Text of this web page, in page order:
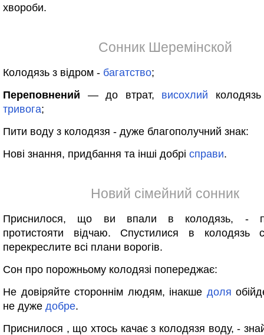
хвороби.
Сонник Шеремінской
Колодязь з відром - багатство;
Переповнений — до втрат, висохлий
тривога;
Пити воду з колодязя - дуже благополучний знак:
Нові знання, придбання та інші добрі справи.
Новий сімейний сонник
Приснилося, що ви впали в колодязь, -
протистояти відчаю. Спустилися в колодязь
перекреслите всі плани ворогів.
Сон про порожньому колодязі попереджає:
Не довіряйте стороннім людям, інакше доля
не дуже добре.
Приснилося , що хтось качає з колодязя воду, -